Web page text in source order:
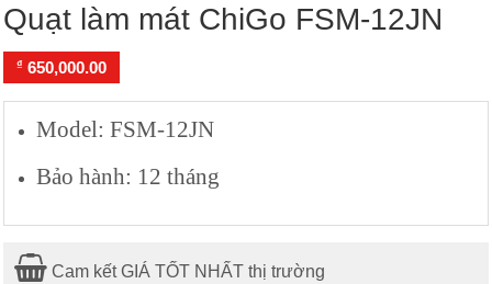
Quạt làm mát ChiGo FSM-12JN
₫ 650,000.00
Model: FSM-12JN
Bảo hành: 12 tháng
Cam kết GIÁ TỐT NHẤT thị trường